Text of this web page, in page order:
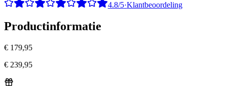
4.8/5·Klantbeoordeling
Productinformatie
€ 179,95
€ 239,95